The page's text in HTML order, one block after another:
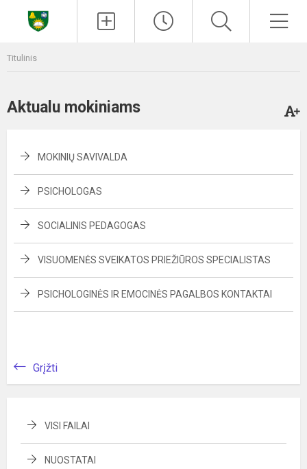
Titulinis
Aktualu mokiniams
MOKINIŲ SAVIVALDA
PSICHOLOGAS
SOCIALINIS PEDAGOGAS
VISUOMENĖS SVEIKATOS PRIEŽIŪROS SPECIALISTAS
PSICHOLOGINĖS IR EMOCINĖS PAGALBOS KONTAKTAI
Grįžti
VISI FAILAI
NUOSTATAI